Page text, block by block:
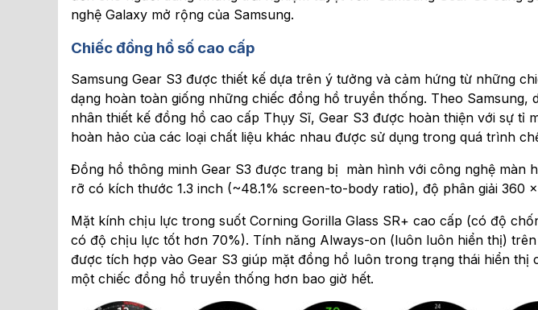
nghệ Galaxy mở rộng của Samsung.
Chiếc đồng hồ số cao cấp
Samsung Gear S3 được thiết kế dựa trên ý tưởng và cảm hứng từ những
dạng hoàn toàn giống những chiếc đồng hồ truyền thống. Theo Samsung,
nhân thiết kế đồng hồ cao cấp Thụy Sĩ, Gear S3 được hoàn thiện với sự tỉ
hoàn hảo của các loại chất liệu khác nhau được sử dụng trong quá trình
Đồng hồ thông minh Gear S3 được trang bị màn hình với công nghệ màn
rỡ có kích thước 1.3 inch (~48.1% screen-to-body ratio), độ phân giải 360
Mặt kính chịu lực trong suốt Corning Gorilla Glass SR+ cao cấp (có độ
có độ chịu lực tốt hơn 70%). Tính năng Always-on (luôn luôn hiển thị)
được tích hợp vào Gear S3 giúp mặt đồng hồ luôn trong trạng thái hiển thị
một chiếc đồng hồ truyền thống hơn bao giờ hết.